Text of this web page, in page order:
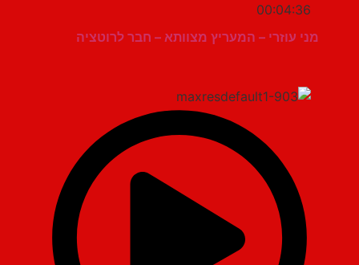
00:04:36
מני עוזרי – המעריץ מצוותא – חבר לרוטציה